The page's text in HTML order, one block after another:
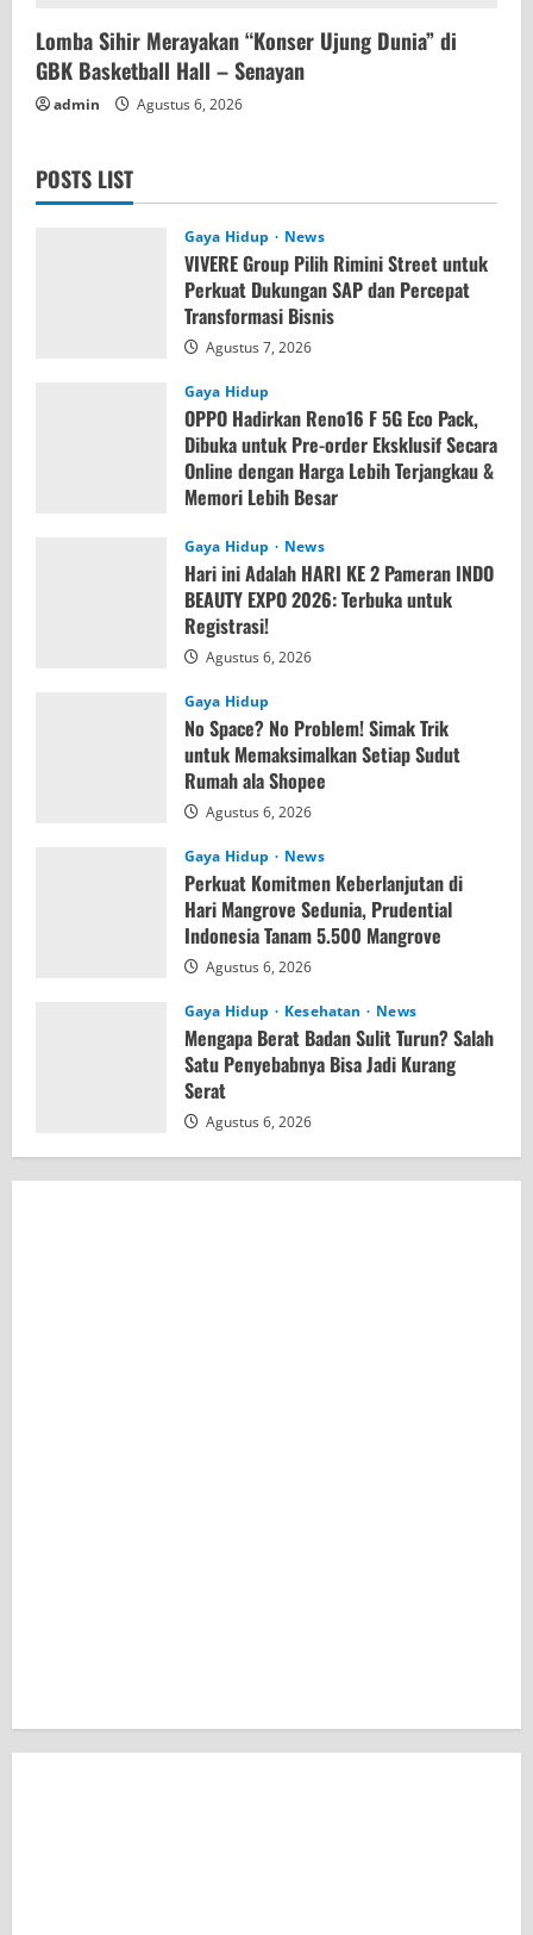
Lomba Sihir Merayakan “Konser Ujung Dunia” di
GBK Basketball Hall – Senayan
admin Agustus 6, 2026
POSTS LIST
Gaya Hidup News
VIVERE Group Pilih Rimini Street untuk
Perkuat Dukungan SAP dan Percepat
Transformasi Bisnis
Agustus 7, 2026
Gaya Hidup
OPPO Hadirkan Reno16 F 5G Eco Pack,
Dibuka untuk Pre-order Eksklusif Secara
Online dengan Harga Lebih Terjangkau &
Memori Lebih Besar
Gaya Hidup
News
Hari ini Adalah HARI KE 2 Pameran INDO
BEAUTY EXPO 2026: Terbuka untuk
Registrasi!
Agustus 6, 2026
Gaya Hidup
No Space? No Problem! Simak Trik
untuk Memaksimalkan Setiap Sudut
Rumah ala Shopee
Agustus 6, 2026
Gaya Hidup News
Perkuat Komitmen Keberlanjutan di
Hari Mangrove Sedunia, Prudential
Indonesia Tanam 5.500 Mangrove
Agustus 6, 2026
Gaya Hidup Kesehatan News
Mengapa Berat Badan Sulit Turun? Salah
Satu Penyebabnya Bisa Jadi Kurang
Serat
Agustus 6, 2026